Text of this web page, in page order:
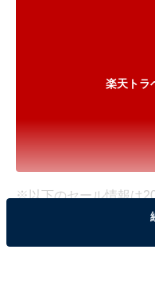
楽天トラ
※以下のセール情報は
のです。料金の変更、
※本記事で紹介している商品の